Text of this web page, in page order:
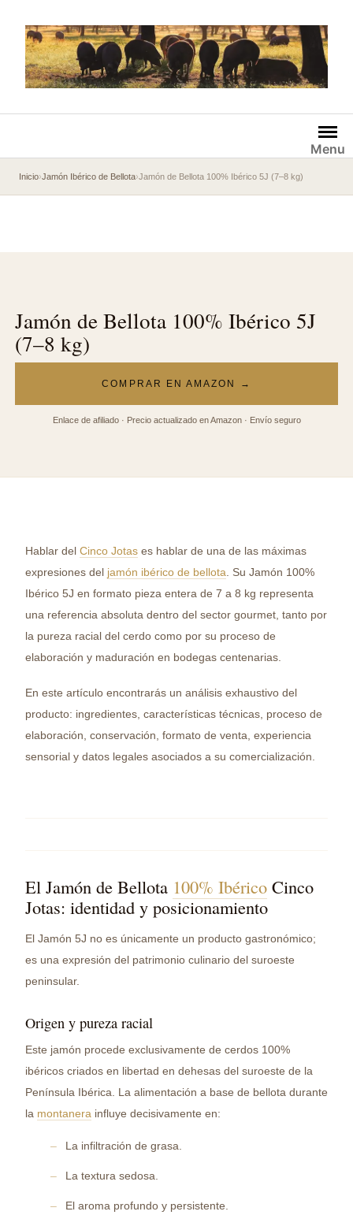
contenido
Menu
Inicio›Jamón Ibérico de Bellota›Jamón de Bellota 100% Ibérico 5J (7–8 kg)
Jamón de Bellota 100% Ibérico 5J
(7–8 kg)
COMPRAR EN AMAZON →
Enlace de afiliado · Precio actualizado en Amazon · Envío seguro
Hablar del Cinco Jotas es hablar de una de las máximas
expresiones del jamón ibérico de bellota. Su Jamón 100%
Ibérico 5J en formato pieza entera de 7 a 8 kg representa
una referencia absoluta dentro del sector gourmet, tanto por
la pureza racial del cerdo como por su proceso de
elaboración y maduración en bodegas centenarias.
En este artículo encontrarás un análisis exhaustivo del
producto: ingredientes, características técnicas, proceso de
elaboración, conservación, formato de venta, experiencia
sensorial y datos legales asociados a su comercialización.
El Jamón de Bellota 100% Ibérico Cinco
Jotas: identidad y posicionamiento
El Jamón 5J no es únicamente un producto gastronómico;
es una expresión del patrimonio culinario del suroeste
peninsular.
Origen y pureza racial
Este jamón procede exclusivamente de cerdos 100%
ibéricos criados en libertad en dehesas del suroeste de la
Península Ibérica. La alimentación a base de bellota durante
la montanera influye decisivamente en:
La infiltración de grasa.
La textura sedosa.
El aroma profundo y persistente.